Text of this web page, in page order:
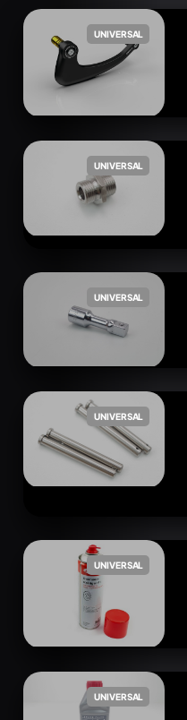
UNIVERSAL
UNIVERSAL
UNIVERSAL
UNIVERSAL
UNIVERSAL
UNIVERSAL